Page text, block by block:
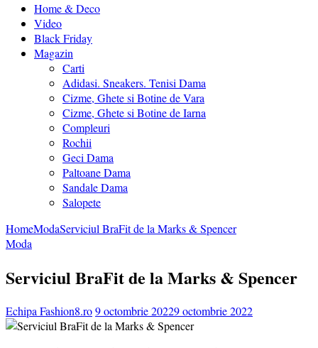
Home & Deco
Video
Black Friday
Magazin
Carti
Adidasi. Sneakers. Tenisi Dama
Cizme, Ghete si Botine de Vara
Cizme, Ghete si Botine de Iarna
Compleuri
Rochii
Geci Dama
Paltoane Dama
Sandale Dama
Salopete
HomeModaServiciul BraFit de la Marks & Spencer
Moda
Serviciul BraFit de la Marks & Spencer
Echipa Fashion8.ro9 octombrie 20229 octombrie 2022